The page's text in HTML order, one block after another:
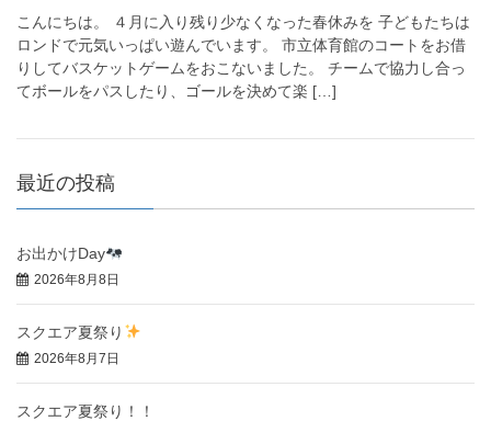
こんにちは。 ４月に入り残り少なくなった春休みを 子どもたちは
ロンドで元気いっぱい遊んでいます。 市立体育館のコートをお借
りしてバスケットゲームをおこないました。 チームで協力し合っ
てボールをパスしたり、ゴールを決めて楽 […]
最近の投稿
お出かけDay
2026年8月8日
スクエア夏祭り
2026年8月7日
スクエア夏祭り！！